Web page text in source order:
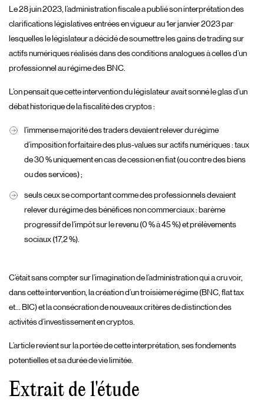
Le 28 juin 2023, l’administration fiscale a publié son interprétation des
clarifications législatives entrées en vigueur au 1er janvier 2023 par
lesquelles le législateur a décidé de soumettre les gains de trading sur
actifs numériques réalisés dans des conditions analogues à celles d’un
professionnel au régime des BNC.
L’on pensait que cette intervention du législateur avait sonné le glas d’un
débat historique de la fiscalité des cryptos :
l’immense majorité des traders devaient relever du régime
d’imposition forfaitaire des plus-values sur actifs numériques : taux
de 30 % uniquement en cas de cession en fiat (ou contre des biens
ou des services) ;
seuls ceux se comportant comme des professionnels devaient
relever du régime des bénéfices non commerciaux : barème
progressif de l’impôt sur le revenu (0 % à 45 %) et prélèvements
sociaux (17,2 %).
C’était sans compter sur l’imagination de l’administration qui a cru voir,
dans cette intervention, la création d’un troisième régime (BNC, flat tax
et… BIC) et la consécration de nouveaux critères de distinction des
activités d’investissement en cryptos.
L’article revient sur la portée de cette interprétation, ses fondements
potentielles et sa durée de vie limitée.
Extrait de l'étude